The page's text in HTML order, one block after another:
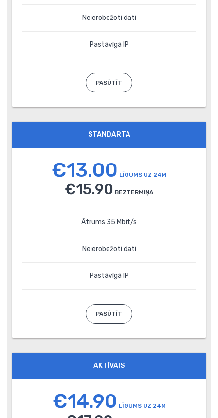
Neierobežoti dati
Pastāvīgā IP
PASŪTĪT
STANDARTA
€13.00 LĪGUMS UZ 24M
€15.90 BEZTERMIŅA
Ātrums 35 Mbit/s
Neierobežoti dati
Pastāvīgā IP
PASŪTĪT
AKTĪVAIS
€14.90 LĪGUMS UZ 24M